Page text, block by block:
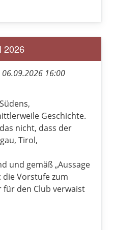
2026
06.09.2026 16:00
Geschichte.
nicht, dass der
Tirol,
und gemäß „Aussage
Vorstufe zum
für den Club verwaist